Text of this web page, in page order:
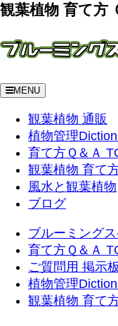
観葉植物 育て方
MENU
観葉植物 通販
植物管理
育て方Ｑ＆Ａ
観葉植物 育て
風水と観葉植物
ブログ
ブルーミング
育て方Ｑ＆Ａ
ご質問用 掲示板
植物管理
観葉植物 育て